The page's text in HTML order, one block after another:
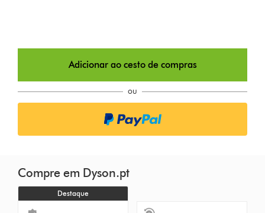
Adicionar ao cesto de compras
ou
Compre em Dyson.pt
Destaque